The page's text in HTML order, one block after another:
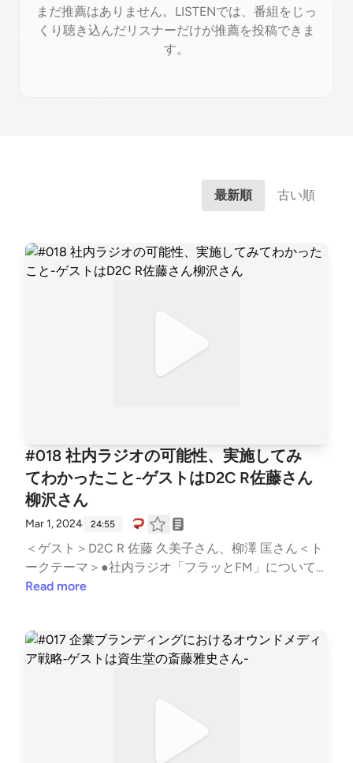
まだ推薦はありません。LISTENでは、番組をじっ
くり聴き込んだリスナーだけが推薦を投稿できま
す。
最新順 古い順
#018 社内ラジオの可能性、実施してみ
てわかったこと-ゲストはD2C R佐藤さん
柳沢さん
Mar 1, 2024 24:55
＜ゲスト＞D2C R 佐藤 久美子さん、柳澤 匡さん＜ト
ークテーマ＞●社内ラジオ「フラッとFM」について
フラッとFM社内ラジオで音声番組をはじめた理由●
ところ工夫したところ●社内ラジオの効果社内からの
評判実際にあった出来事社内ラジオの良さエンディン
otice at https://art19.com/privacy#do-not-sell-my-inf
Read more